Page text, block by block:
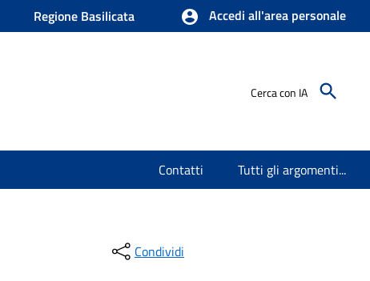
Regione Basilicata Accedi all'area personale
Cerca con IA
Contatti Tutti gli argomenti...
Condividi